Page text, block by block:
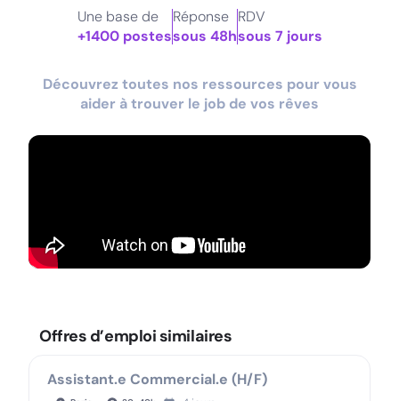
Une base de
+1400 postes
Réponse
sous 48h
RDV
sous 7 jours
Découvrez toutes nos ressources pour vous
aider à trouver le job de vos rêves
Offres d’emploi similaires
Assistant.e Commercial.e (H/F)